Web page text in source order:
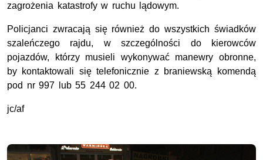
zagrożenia katastrofy w ruchu lądowym.
Policjanci zwracają się również do wszystkich świadków
szaleńczego rajdu, w szczególności do kierowców
pojazdów, którzy musieli wykonywać manewry obronne,
by kontaktowali się telefonicznie z braniewską komendą
pod nr 997 lub 55 244 02 00.
jc/af